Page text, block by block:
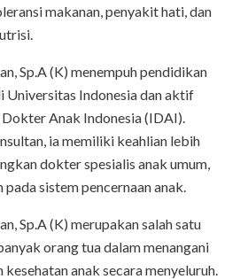
makanan, penyakit hati, dan
Sp.A (K) menempuh pendidikan
Universitas Indonesia dan aktif
Anak Indonesia (IDAI).
ia memiliki keahlian lebih
dokter spesialis anak umum,
sistem pencernaan anak.
Sp.A (K) merupakan salah satu
orang tua dalam menangani
kesehatan anak secara menyeluruh.